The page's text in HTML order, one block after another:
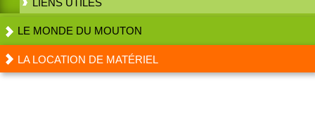
LIENS UTILES
LE MONDE DU MOUTON
LA LOCATION DE MATÉRIEL